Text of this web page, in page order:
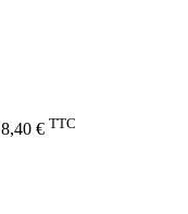
8,40 € TTC